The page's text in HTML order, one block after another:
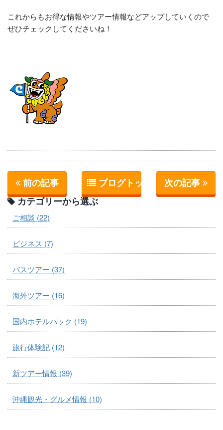
これからもお得な情報やツアー情報などアップしていくので
ぜひチェックしてくださいね！
前の記事 ブログトップへ 次の記事
カテゴリーから選ぶ
ご相談 (22)
ビジネス (7)
バスツアー (37)
海外ツアー (16)
国内ホテルパック (19)
旅行体験記 (12)
新ツアー情報 (39)
沖縄観光・グルメ情報 (10)